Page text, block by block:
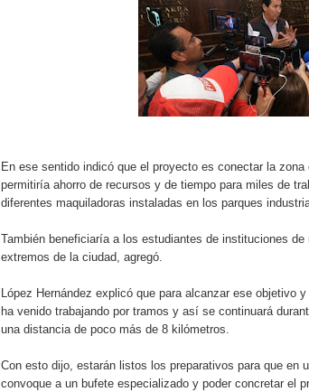
En ese sentido indicó que el proyecto es conectar la
permitiría ahorro de recursos y de tiempo para miles de
diferentes maquiladoras instaladas en los parques
También beneficiaría a los estudiantes de instituciones
extremos de la ciudad, agregó.
López Hernández explicó que para alcanzar ese objetivo
ha venido trabajando por tramos y así se continuará
una distancia de poco más de 8 kilómetros.
Con esto dijo, estarán listos los preparativos para que en
convoque a un bufete especializado y poder concretar el